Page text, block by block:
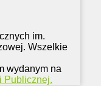
im.
Wszelkie
wydanym na
Publicznej.